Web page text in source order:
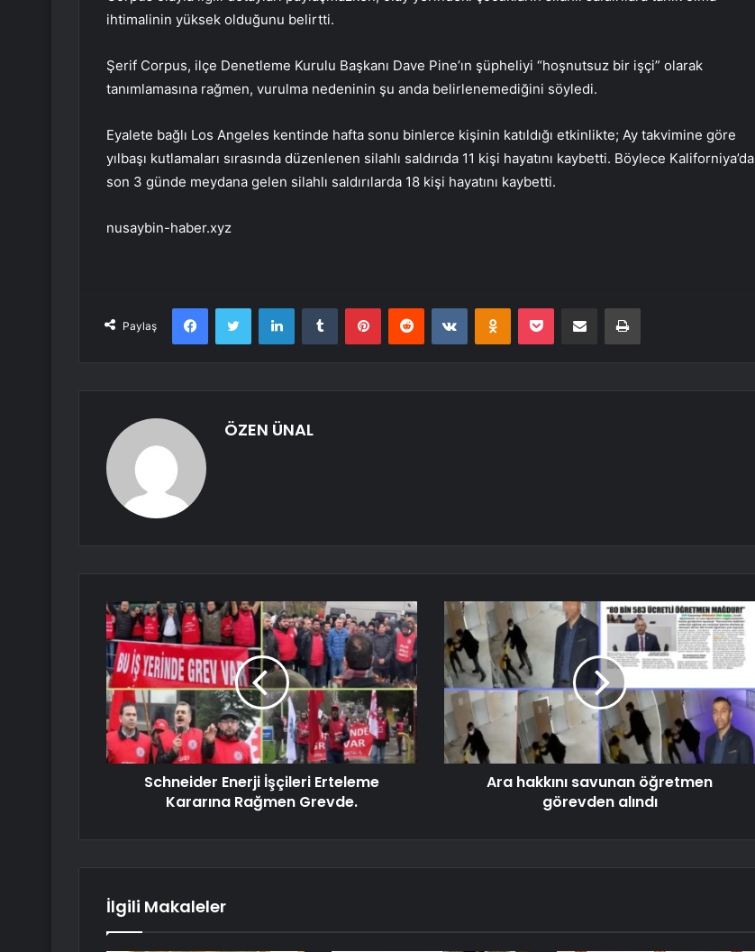
ihtimalinin yüksek olduğunu belirtti.
Şerif Corpus, ilçe Denetleme Kurulu Başkanı Dave Pine’ın şüpheliyi “hoşnutsuz bir işçi” olarak
tanımlamasına rağmen, vurulma nedeninin şu anda belirlenemediğini söyledi.
Eyalete bağlı Los Angeles kentinde hafta sonu binlerce kişinin katıldığı etkinlikte; Ay takvimine göre
yılbaşı kutlamaları sırasında düzenlenen silahlı saldırıda 11 kişi hayatını kaybetti. Böylece Kaliforniya’da
son 3 günde meydana gelen silahlı saldırılarda 18 kişi hayatını kaybetti.
nusaybin-haber.xyz
Paylaş
FacebookTwitter LinkedInTumblr PinterestReddit VKontakteOdnoklassniki
Pocket E-Posta ile paylaş Yazdır
ÖZEN ÜNAL
Schneider Enerji İşçileri Erteleme
Kararına Rağmen Grevde.
Ara hakkını savunan öğretmen
görevden alındı
İlgili Makaleler